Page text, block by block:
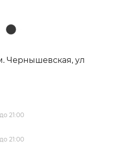
Чернышевская, ул
21:00
21:00